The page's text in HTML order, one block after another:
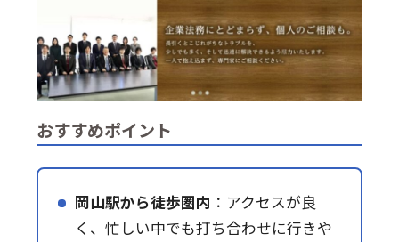
おすすめポイント
岡山駅から徒歩圏内 ：アクセスが良
く、忙しい中でも打ち合わせに行きや